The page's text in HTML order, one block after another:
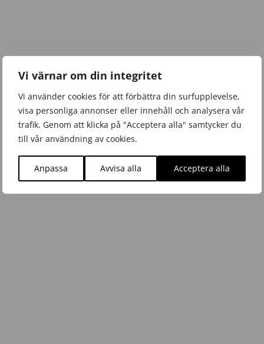
Vi värnar om din integritet
Vi använder cookies för att förbättra din surfupplevelse,
visa personliga annonser eller innehåll och analysera vår
trafik. Genom att klicka på "Acceptera alla" samtycker du
till vår användning av cookies.
Anpassa Avvisa alla Acceptera alla